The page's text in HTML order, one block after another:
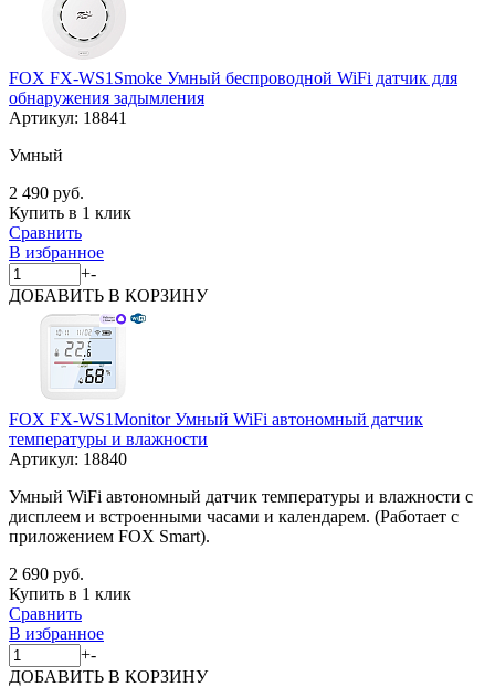
FOX FX-WS1Smoke Умный беспроводной WiFi датчик для
обнаружения задымления
Артикул: 18841
Умный
2 490 руб.
Купить в 1 клик
Сравнить
В избранное
+-
ДОБАВИТЬ В КОРЗИНУ
FOX FX-WS1Monitor Умный WiFi автономный датчик
температуры и влажности
Артикул: 18840
Умный WiFi автономный датчик температуры и влажности с
дисплеем и встроенными часами и календарем. (Работает c
приложением FOX Smart).
2 690 руб.
Купить в 1 клик
Сравнить
В избранное
+-
ДОБАВИТЬ В КОРЗИНУ